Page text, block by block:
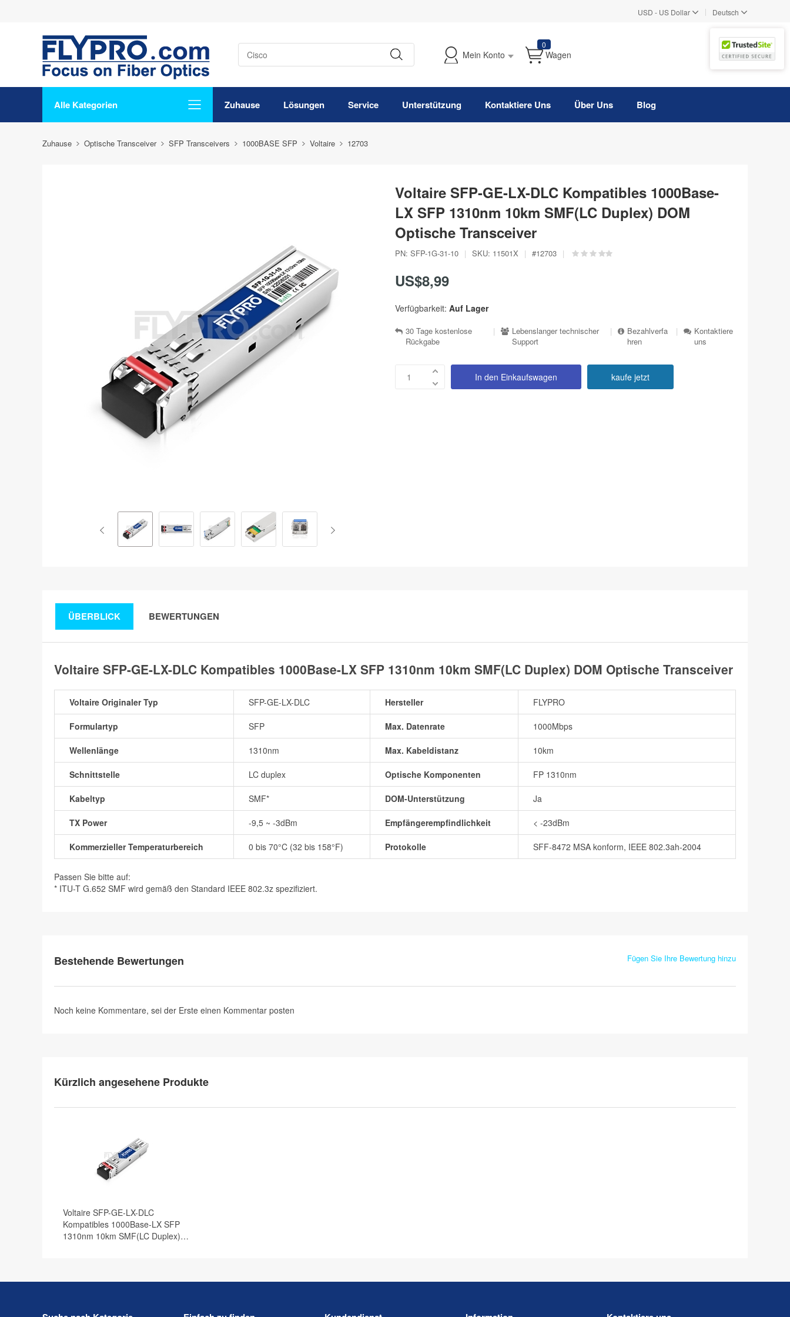
USD - US Dollar | Deutsch
Mein Konto
0
Wagen
Alle Kategorien Zuhause Lösungen Service Unterstützung Kontaktiere Uns Über Uns Blog
Zuhause Optische Transceiver SFP Transceivers 1000BASE SFP Voltaire 12703
Voltaire SFP-GE-LX-DLC Kompatibles 1000Base-
LX SFP 1310nm 10km SMF(LC Duplex) DOM
Optische Transceiver
PN: SFP-1G-31-10 | SKU: 11501X | #12703 |
US$8,99
Verfügbarkeit: Auf Lager
30 Tage kostenlose
Rückgabe
|
Lebenslanger technischer
Support
|
Bezahlverfa
hren
|
Kontaktiere
uns
In den Einkaufswagen kaufe jetzt
ÜBERBLICK BEWERTUNGEN
Voltaire SFP-GE-LX-DLC Kompatibles 1000Base-LX SFP 1310nm 10km SMF(LC Duplex) DOM Optische Transceiver
Voltaire Originaler Typ SFP-GE-LX-DLC Hersteller FLYPRO
Formulartyp SFP Max. Datenrate 1000Mbps
Wellenlänge 1310nm Max. Kabeldistanz 10km
Schnittstelle LC duplex Optische Komponenten FP 1310nm
Kabeltyp SMF* DOM-Unterstützung Ja
TX Power -9,5 ~ -3dBm Empfängerempfindlichkeit < -23dBm
Kommerzieller Temperaturbereich 0 bis 70°C (32 bis 158°F) Protokolle SFF-8472 MSA konform, IEEE 802.3ah-2004
Passen Sie bitte auf:
* ITU-T G.652 SMF wird gemäß den Standard IEEE 802.3z spezifiziert.
Bestehende Bewertungen Fügen Sie Ihre Bewertung hinzu
Noch keine Kommentare, sei der Erste einen Kommentar posten
Kürzlich angesehene Produkte
Voltaire SFP-GE-LX-DLC
Kompatibles 1000Base-LX SFP
1310nm 10km SMF(LC Duplex)